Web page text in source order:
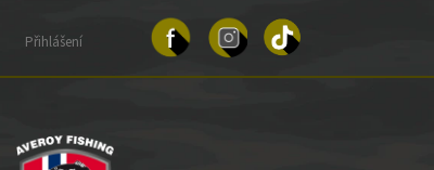
OSOBNÍCH ÚDAJŮ
Přihlášení